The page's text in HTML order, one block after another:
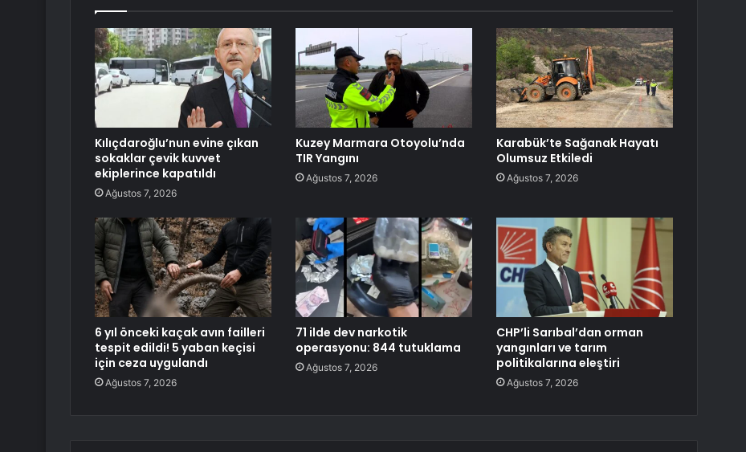
Kılıçdaroğlu’nun evine çıkan
sokaklar çevik kuvvet
ekiplerince kapatıldı
Ağustos 7, 2026
Kuzey Marmara Otoyolu’nda
TIR Yangını
Ağustos 7, 2026
Karabük’te Sağanak Hayatı
Olumsuz Etkiledi
Ağustos 7, 2026
6 yıl önceki kaçak avın failleri
tespit edildi! 5 yaban keçisi
için ceza uygulandı
Ağustos 7, 2026
71 ilde dev narkotik
operasyonu: 844 tutuklama
Ağustos 7, 2026
CHP’li Sarıbal’dan orman
yangınları ve tarım
politikalarına eleştiri
Ağustos 7, 2026